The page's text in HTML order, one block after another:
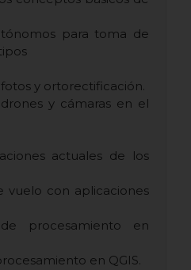
para toma de
y ortorectificación.
y cámaras en el
actuales de los
vuelo con aplicaciones
procesamiento en
en QGIS.